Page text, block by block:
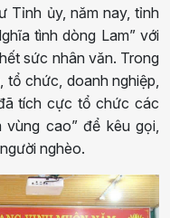
Tỉnh ủy, năm nay, tỉnh
tình dòng Lam” với
sức nhân văn. Trong
chức, doanh nghiệp,
tích cực tổ chức các
vùng cao” để kêu gọi,
nghèo.